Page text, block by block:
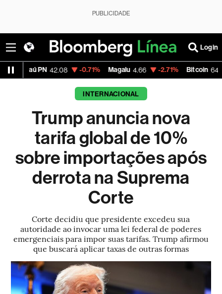
PUBLICIDADE
Login
-0.71% Magalu 4.66 -2.71% Bitcoin 64,335.01 -
INTERNACIONAL
Trump anuncia nova
tarifa global de 10%
sobre importações após
derrota na Suprema
Corte
Corte decidiu que presidente excedeu sua
autoridade ao invocar uma lei federal de poderes
emergenciais para impor suas tarifas. Trump afirmou
que buscará aplicar taxas de outras formas